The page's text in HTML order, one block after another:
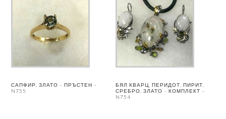
САПФИР, ЗЛАТО – ПРЪСТЕН –
N755
БЯЛ КВАРЦ, ПЕРИДОТ, ПИРИТ,
СРЕБРО, ЗЛАТО – КОМПЛЕКТ –
N754